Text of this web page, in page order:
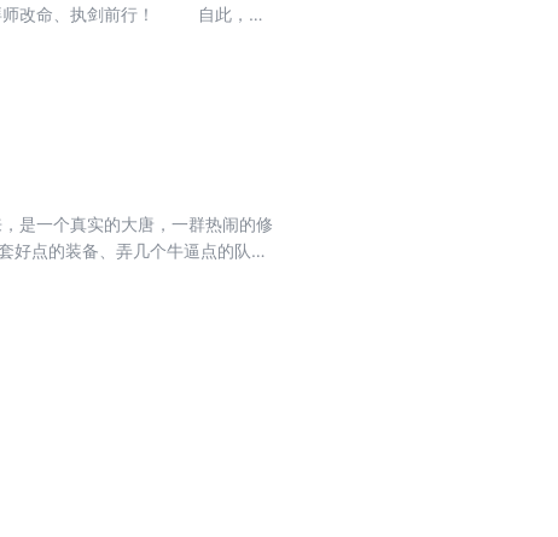
师改命、执剑前行！ 自此，斩
是一个真实的大唐，一群热闹的修
好点的装备、弄几个牛逼点的队